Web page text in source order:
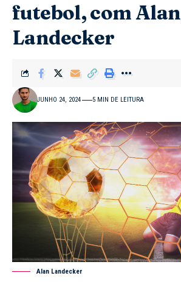
futebol, com Alan
Landecker
JUNHO 24, 2024 5 MIN DE LEITURA
Alan Landecker